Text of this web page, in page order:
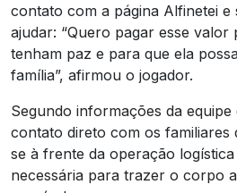
contato com a página Alfinetei
ajudar: “Quero pagar esse valor
tenham paz e para que ela
família”, afirmou o jogador.
Segundo informações da
contato direto com os familiares
se à frente da operação
necessária para trazer o corpo